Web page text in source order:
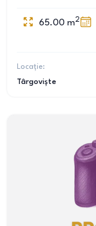
65.00 m2
Locație:
Târgoviște